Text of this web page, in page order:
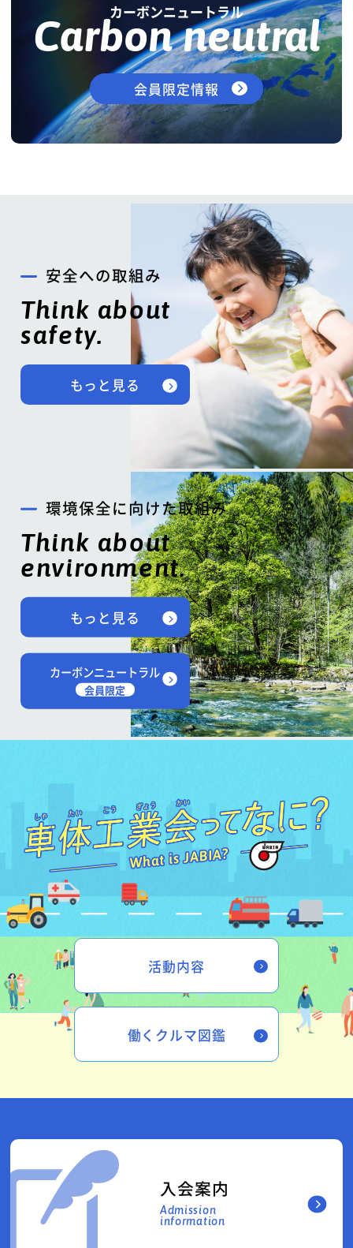
カーボンニュートラル
Carbon neutral
会員限定情報
安全への取組み
Think about
safety.
もっと見る
環境保全に向けた取組み
Think about
environment.
もっと見る
カーボンニュートラル
会員限定
活動内容
働くクルマ図鑑
入会案内
Admission
information